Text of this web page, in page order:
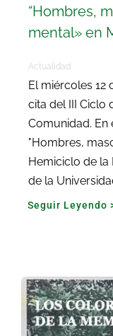
“Hombres,
mental» en
Actualidad
El miércoles 12
cita del III Ciclo
Comunidad. En
"Hombres,
Hemiciclo de la
de la
Seguir Leyendo